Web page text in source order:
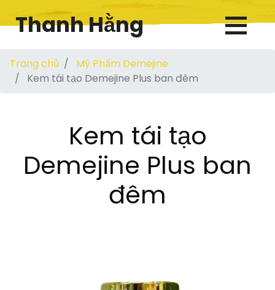
Thanh Hằng
Trang chủ
Mỹ Phẩm Demejine
Kem tái tạo Demejine Plus ban đêm
Kem tái tạo
Demejine Plus ban
đêm